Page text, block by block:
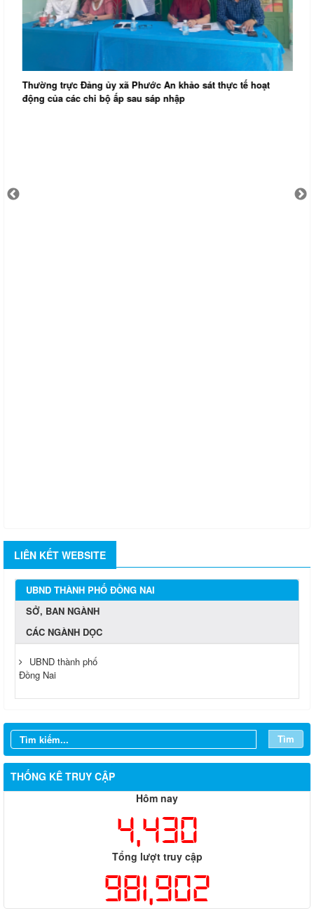
Thường trực Đảng ủy xã Phước An khảo sát thực tế hoạt
động của các chi bộ ấp sau sáp nhập
LIÊN KẾT WEBSITE
UBND THÀNH PHỐ ĐỒNG NAI
SỞ, BAN NGÀNH
CÁC NGÀNH DỌC
UBND thành phố
Đồng Nai
Tìm
THỐNG KÊ TRUY CẬP
Hôm nay
4,430
Tổng lượt truy cập
981,902